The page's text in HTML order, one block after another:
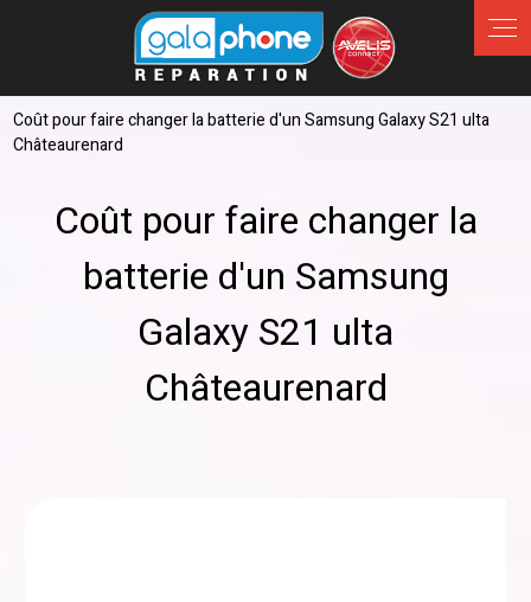
Coût pour faire changer la batterie d'un Samsung Galaxy S21 ulta
Châteaurenard
Coût pour faire changer la
batterie d'un Samsung
Galaxy S21 ulta
Châteaurenard
Panneau de gestion des cookies